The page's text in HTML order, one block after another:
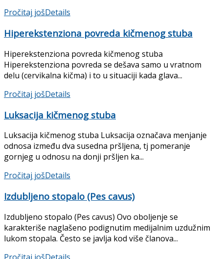
Pročitaj jošDetails
Hiperekstenziona povreda kičmenog stuba
Hiperekstenziona povreda kičmenog stuba
Hiperekstenziona povreda se dešava samo u vratnom
delu (cervikalna kičma) i to u situaciji kada glava...
Pročitaj jošDetails
Luksacija kičmenog stuba
Luksacija kičmenog stuba Luksacija označava menjanje
odnosa između dva susedna pršljena, tj pomeranje
gornjeg u odno­su na donji pršljen ka...
Pročitaj jošDetails
Izdubljeno stopalo (Pes cavus)
Izdubljeno stopalo (Pes cavus) Ovo oboljenje se
karakteriše naglašeno podignutim medijalnim uzdužnim
lukom stopala. Često se javlja kod više članova...